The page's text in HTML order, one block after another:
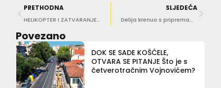
PRETHODNA
HELIKOPTER I ZATVARANJE JEDNOG PROMETNOG TRAKA Na Srđu počinje montaža zaštitnih barijera
SLJEDEĆA
Delija krenuo s pripremama za novi UFC nastup, spominje se Johnny Walker
Povezano
DOK SE SADE KOŠĆELE,
OTVARA SE PITANJE Što je s
četverotračnim Vojnovićem?